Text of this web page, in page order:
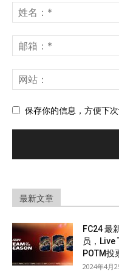
保存你的信息，方便下
最新文章
FC24 最
员，Live
POTM投
2024年4月